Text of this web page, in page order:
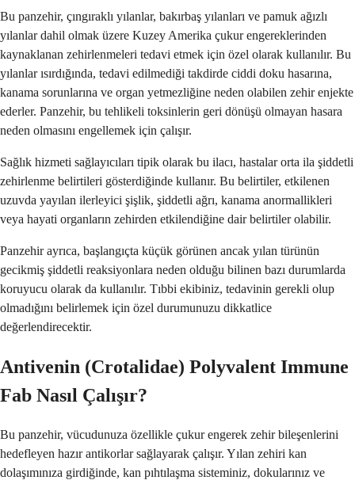
Bu panzehir, çıngıraklı yılanlar, bakırbaş yılanları ve pamuk ağızlı
yılanlar dahil olmak üzere Kuzey Amerika çukur engereklerinden
kaynaklanan zehirlenmeleri tedavi etmek için özel olarak kullanılır. Bu
yılanlar ısırdığında, tedavi edilmediği takdirde ciddi doku hasarına,
kanama sorunlarına ve organ yetmezliğine neden olabilen zehir enjekte
ederler. Panzehir, bu tehlikeli toksinlerin geri dönüşü olmayan hasara
neden olmasını engellemek için çalışır.
Sağlık hizmeti sağlayıcıları tipik olarak bu ilacı, hastalar orta ila şiddetli
zehirlenme belirtileri gösterdiğinde kullanır. Bu belirtiler, etkilenen
uzuvda yayılan ilerleyici şişlik, şiddetli ağrı, kanama anormallikleri
veya hayati organların zehirden etkilendiğine dair belirtiler olabilir.
Panzehir ayrıca, başlangıçta küçük görünen ancak yılan türünün
gecikmiş şiddetli reaksiyonlara neden olduğu bilinen bazı durumlarda
koruyucu olarak da kullanılır. Tıbbi ekibiniz, tedavinin gerekli olup
olmadığını belirlemek için özel durumunuzu dikkatlice
değerlendirecektir.
Antivenin (Crotalidae) Polyvalent Immune
Fab Nasıl Çalışır?
Bu panzehir, vücudunuza özellikle çukur engerek zehir bileşenlerini
hedefleyen hazır antikorlar sağlayarak çalışır. Yılan zehiri kan
dolaşımınıza girdiğinde, kan pıhtılaşma sisteminiz, dokularınız ve